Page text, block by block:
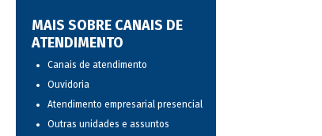
MAIS SOBRE CANAIS DE
ATENDIMENTO
Canais de atendimento
Ouvidoria
Atendimento empresarial presencial
Outras unidades e assuntos